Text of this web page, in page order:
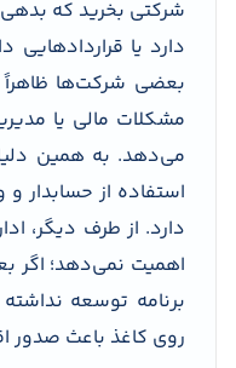
شرکتی بخرید که بدهی
دارد یا
بعضی شرکت‌ها
مشکلات مالی یا
می‌دهد. به همین
استفاده از حسابدار
دارد. از طرف دیگر،
اهمیت نمی‌دهد؛ اگر
برنامه توسعه
روی کاغذ باعث صدور